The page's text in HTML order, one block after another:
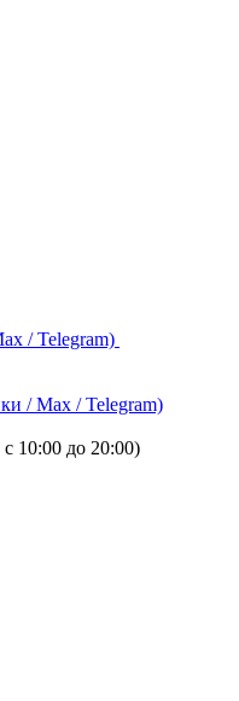
/ Telegram)
/ Max / Telegram)
10:00 до 20:00)